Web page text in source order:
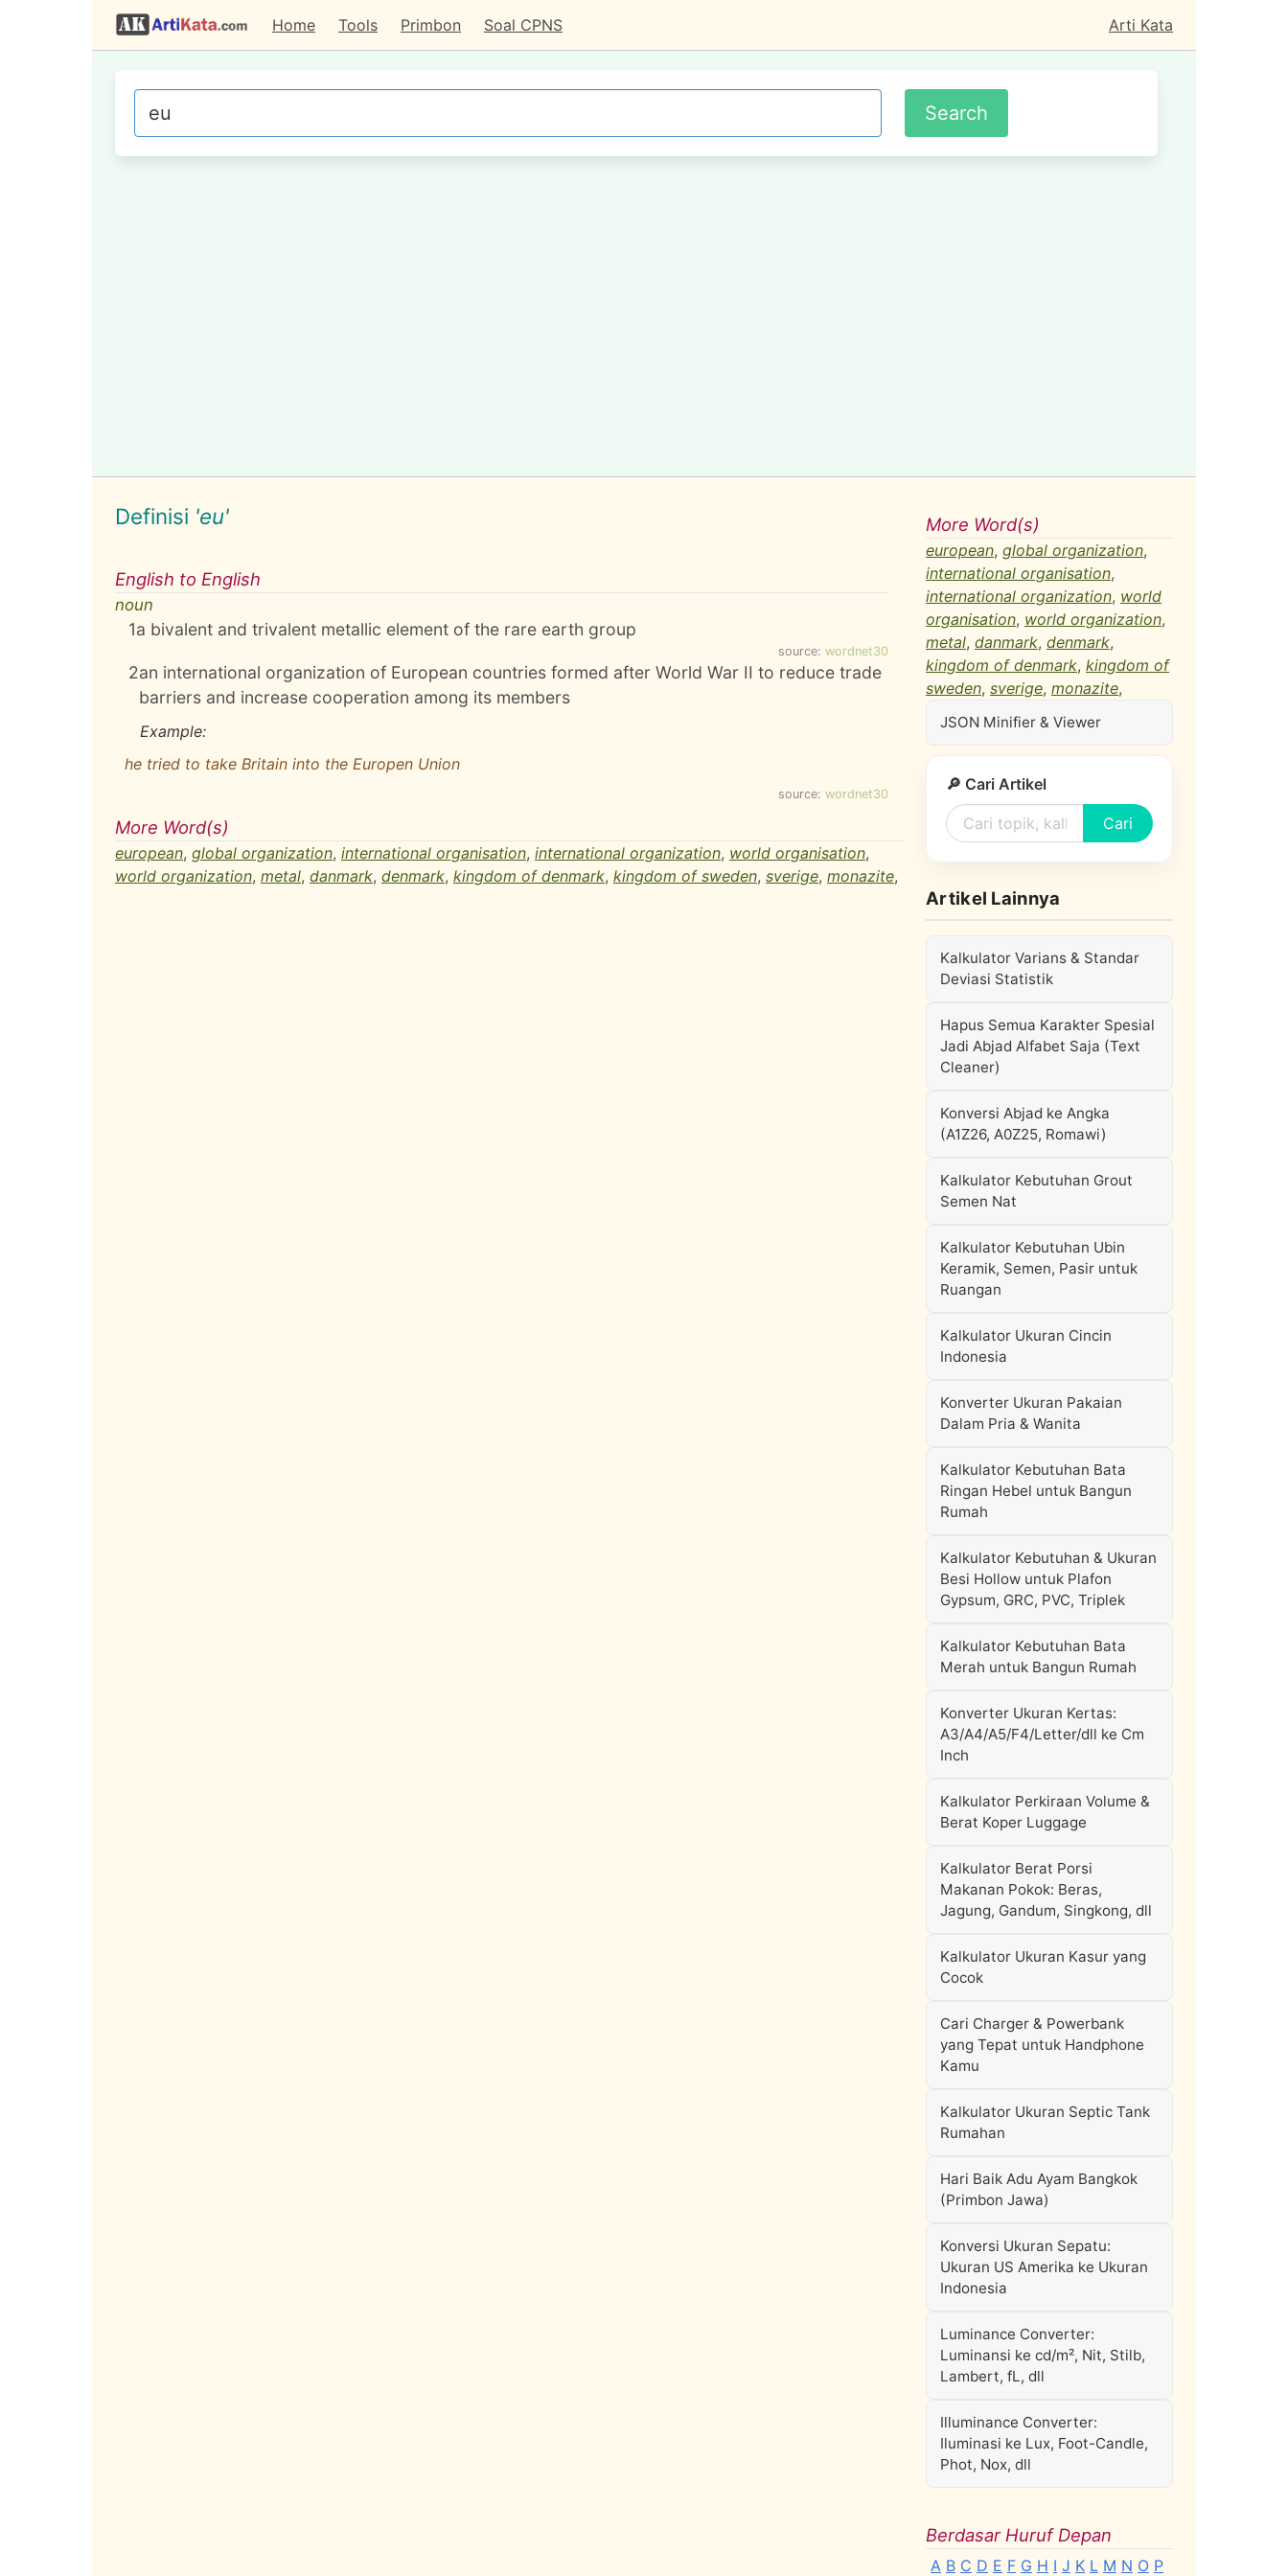
Home Tools Primbon Soal CPNS Arti Kata
Definisi 'eu'
English to English
noun
1a bivalent and trivalent metallic element of the rare earth group
source: wordnet30
2an international organization of European countries formed after World War II to reduce trade
barriers and increase cooperation among its members
Example:
he tried to take Britain into the Europen Union
source: wordnet30
More Word(s)
european, global organization, international organisation, international organization, world organisation,
world organization, metal, danmark, denmark, kingdom of denmark, kingdom of sweden, sverige, monazite,
More Word(s)
european, global organization,
international organisation,
international organization, world
organisation, world organization,
metal, danmark, denmark,
kingdom of denmark, kingdom of
sweden, sverige, monazite,
JSON Minifier & Viewer
🔎 Cari Artikel
Cari
Artikel Lainnya
Kalkulator Varians & Standar
Deviasi Statistik
Hapus Semua Karakter Spesial
Jadi Abjad Alfabet Saja (Text
Cleaner)
Konversi Abjad ke Angka
(A1Z26, A0Z25, Romawi)
Kalkulator Kebutuhan Grout
Semen Nat
Kalkulator Kebutuhan Ubin
Keramik, Semen, Pasir untuk
Ruangan
Kalkulator Ukuran Cincin
Indonesia
Konverter Ukuran Pakaian
Dalam Pria & Wanita
Kalkulator Kebutuhan Bata
Ringan Hebel untuk Bangun
Rumah
Kalkulator Kebutuhan & Ukuran
Besi Hollow untuk Plafon
Gypsum, GRC, PVC, Triplek
Kalkulator Kebutuhan Bata
Merah untuk Bangun Rumah
Konverter Ukuran Kertas:
A3/A4/A5/F4/Letter/dll ke Cm
Inch
Kalkulator Perkiraan Volume &
Berat Koper Luggage
Kalkulator Berat Porsi
Makanan Pokok: Beras,
Jagung, Gandum, Singkong, dll
Kalkulator Ukuran Kasur yang
Cocok
Cari Charger & Powerbank
yang Tepat untuk Handphone
Kamu
Kalkulator Ukuran Septic Tank
Rumahan
Hari Baik Adu Ayam Bangkok
(Primbon Jawa)
Konversi Ukuran Sepatu:
Ukuran US Amerika ke Ukuran
Indonesia
Luminance Converter:
Luminansi ke cd/m², Nit, Stilb,
Lambert, fL, dll
Illuminance Converter:
Iluminasi ke Lux, Foot-Candle,
Phot, Nox, dll
Berdasar Huruf Depan
A B C D E F G H I J K L M N O P